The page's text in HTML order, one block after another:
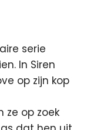
serie
In Siren
op zijn kop
ze op zoek